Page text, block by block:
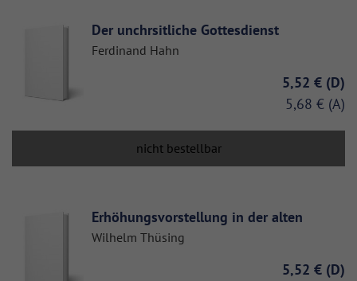
Der unchrsitliche Gottesdienst
Ferdinand Hahn
5,52 €
5,68 €
nicht bestellbar
Erhöhungsvorstellung in der alten
Wilhelm Thüsing
5,52 €